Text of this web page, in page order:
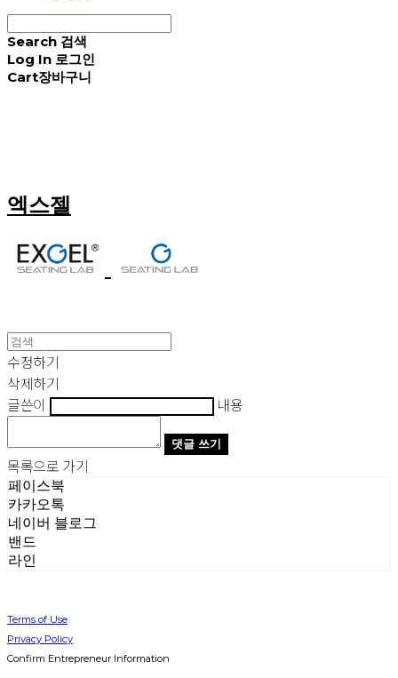
Search 검색
Log In 로그인
Cart장바구니
엑스젤
수정하기
삭제하기
글쓴이
내용
댓글 쓰기
목록으로 가기
페이스북
카카오톡
네이버 블로그
밴드
라인
Terms of Use
Privacy Policy
Confirm Entrepreneur Information